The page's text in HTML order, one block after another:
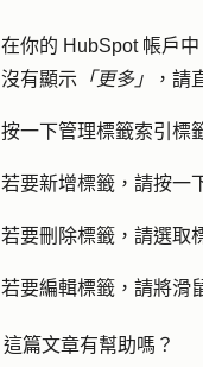
在你的 HubSpot 帳戶
沒有顯示 「更多」 ，請
按一下管理標籤索引標
若要新增標籤，請按一
若要刪除標籤，請選取
若要編輯標籤，請將滑
這篇文章有幫助嗎？